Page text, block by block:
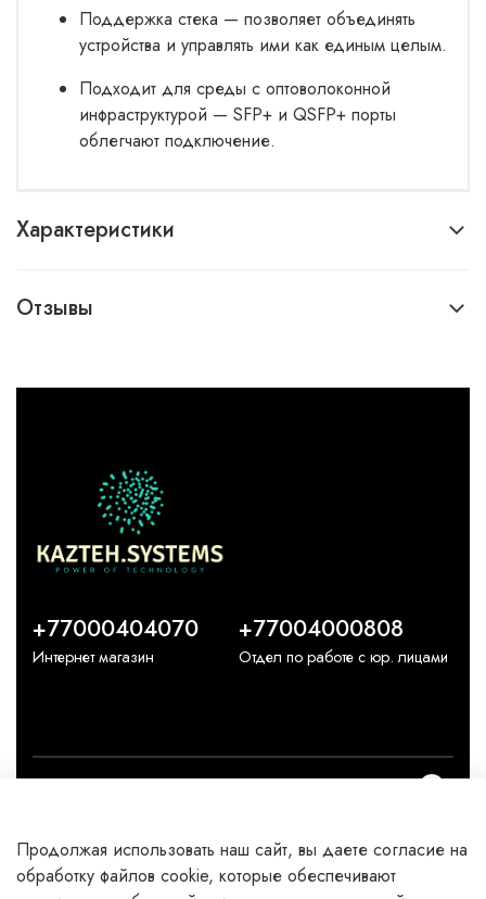
Поддержка стека — позволяет объединять
устройства и управлять ими как единым целым.
Подходит для среды с оптоволоконной
инфраструктурой — SFP+ и QSFP+ порты
облегчают подключение.
Характеристики
Отзывы
Каталог
+77000404070
Интернет магазин
+77004000808
Отдел по работе с юр. лицами
Продолжая использовать наш сайт, вы даете согласие на
обработку файлов cookie, которые обеспечивают